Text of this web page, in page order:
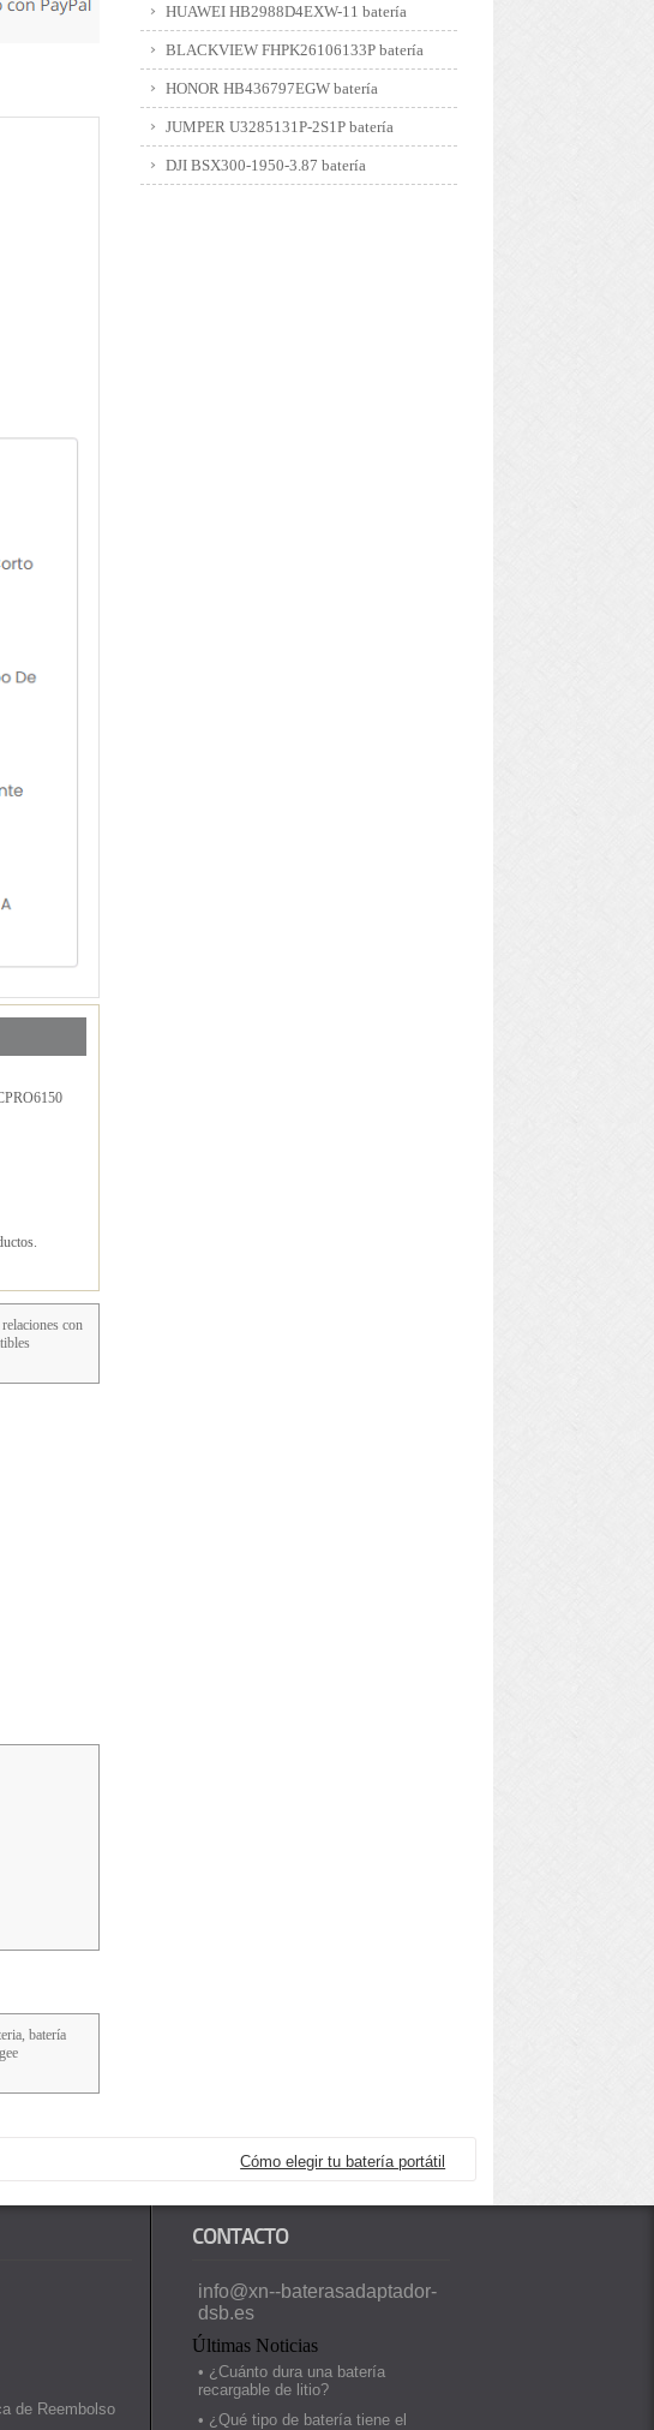
con
batería
HUAWEI HB2988D4EXW-11 batería
BLACKVIEW FHPK26106133P batería
HONOR HB436797EGW batería
JUMPER U3285131P-2S1P batería
DJI BSX300-1950-3.87 batería
Cómo elegir tu batería portátil
de Reembolso
CONTACTO
info@xn--baterasadaptador-
dsb.es
Últimas Noticias
• ¿Cuánto dura una batería
recargable de litio?
• ¿Qué tipo de batería tiene el